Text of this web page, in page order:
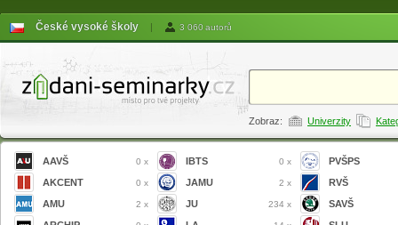
České vysoké školy | 3 060 autorů
Zobraz: Univerzity
AAVŠ 0 x
AKCENT 0 x
AMU 2 x
IBTS 0 x
JAMU 2 x
JU 234 x
PVŠPS
RVŠ
SAVŠ